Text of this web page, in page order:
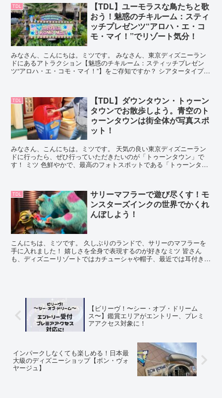
TDL
【TDL】ユーモラスな鳥たちと歌
おう！魅惑のチキルーム：スティ
ッチプレゼンツ“アロハ・エ・コ
モ・マイ！”でリゾート気分！
みなさん、こんにちは。ミツです。 みなさん、東京ディズニーラン
ドにあるアトラクション【魅惑のチキルーム：スティッチプレゼン
ツ“アロハ・エ・コモ・マイ！”】をご存知ですか？ シアタータイプの
TDL
【TDL】ダウンタウン・トゥーン
タウンでお散歩しよう。青空のト
ゥーンタウンは街全体が写真スポ
ット！
みなさん、こんにちは。ミツです。 天気の良い東京ディズニーラン
ドに行ったら、ぜひ行っていただきたいのが「トゥーンタウン」で
す！ ミツ 色鮮やかで、最高のフォトスポットである「トゥーンタウ
TDL
サリーマフラーで遊び尽くす！モ
ンスターズインクの世界でかくれ
んぼしよう！
こんにちは、ミツです。 久しぶりのランドで、サリーのマフラーを
手に入れました！ 嬉しさを全身で表現するのが好きなミツ 皆さん
も、ディズニーリゾートではカチューシャや帽子、最近では耳付きの
【ビリーヴ！〜シー・オブ・ドリーム
ス〜】鑑賞エリアがエントリー、プレミ
アアクセス対象に！
インパークしなくても楽しめる！日本最
大級のディズニーショップ【ボン・ヴォ
ヤージュ】